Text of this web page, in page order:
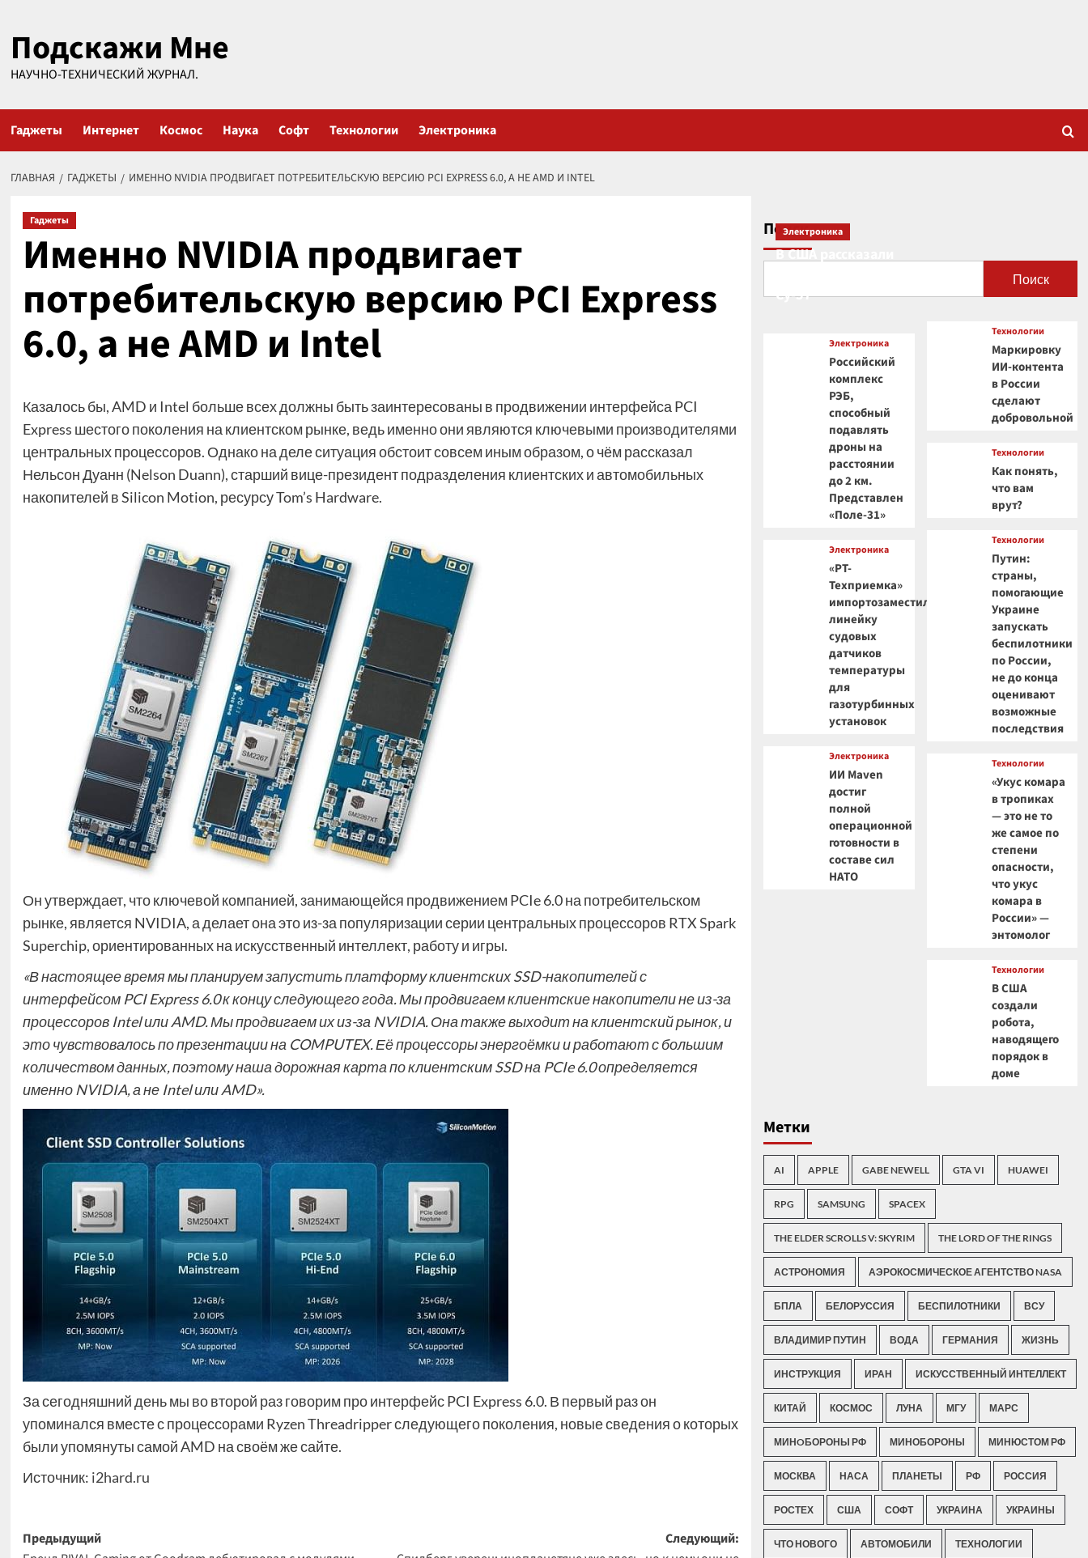
содержимому
Подскажи Мне
НАУЧНО-ТЕХНИЧЕСКИЙ ЖУРНАЛ.
Гаджеты Интернет Космос Наука Софт Технологии Электроника
ГЛАВНАЯ ГАДЖЕТЫ ИМЕННО NVIDIA ПРОДВИГАЕТ ПОТРЕБИТЕЛЬСКУЮ ВЕРСИЮ PCI EXPRESS 6.0, А НЕ AMD И INTEL
Гаджеты
Именно NVIDIA продвигает
потребительскую версию PCI Express
6.0, а не AMD и Intel
Казалось бы, AMD и Intel больше всех должны быть заинтересованы в продвижении интерфейса PCI
Express шестого поколения на клиентском рынке, ведь именно они являются ключевыми производителями
центральных процессоров. Однако на деле ситуация обстоит совсем иным образом, о чём рассказал
Нельсон Дуанн (Nelson Duann), старший вице-президент подразделения клиентских и автомобильных
накопителей в Silicon Motion, ресурсу Tom’s Hardware.
Он утверждает, что ключевой компанией, занимающейся продвижением PCIe 6.0 на потребительском
рынке, является NVIDIA, а делает она это из-за популяризации серии центральных процессоров RTX Spark
Superchip, ориентированных на искусственный интеллект, работу и игры.
«В настоящее время мы планируем запустить платформу клиентских SSD-накопителей с
интерфейсом PCI Express 6.0 к концу следующего года. Мы продвигаем клиентские накопители не из-за
процессоров Intel или AMD. Мы продвигаем их из-за NVIDIA. Она также выходит на клиентский рынок, и
это чувствовалось по презентации на COMPUTEX. Её процессоры энергоёмки и работают с большим
количеством данных, поэтому наша дорожная карта по клиентским SSD на PCIe 6.0 определяется
именно NVIDIA, а не Intel или AMD».
За сегодняшний день мы во второй раз говорим про интерфейс PCI Express 6.0. В первый раз он
упоминался вместе с процессорами Ryzen Threadripper следующего поколения, новые сведения о которых
были упомянуты самой AMD на своём же сайте.
Источник: i2hard.ru
Навигация
Предыдущий
Следующий:
Поиск
Поиск
Электроника
В США рассказали
Су-57
Электроника
Российский
комплекс
РЭБ,
способный
подавлять
дроны на
расстоянии
до 2 км.
Представлен
«Поле-31»
Электроника
«РТ-
Техприемка»
импортозаместила
линейку
судовых
датчиков
температуры
для
газотурбинных
установок
Электроника
ИИ Maven
достиг
полной
операционной
готовности в
составе сил
НАТО
Технологии
Маркировку
ИИ-контента
в России
сделают
добровольной
Технологии
Как понять,
что вам
врут?
Технологии
Путин:
страны,
помогающие
Украине
запускать
беспилотники
по России,
не до конца
оценивают
возможные
последствия
Технологии
«Укус комара
в тропиках
— это не то
же самое по
степени
опасности,
что укус
комара в
России» —
энтомолог
Технологии
В США
создали
робота,
наводящего
порядок в
доме
Метки
AI APPLE GABE NEWELL GTA VI HUAWEI
RPG SAMSUNG SPACEX
THE ELDER SCROLLS V: SKYRIM THE LORD OF THE RINGS
АСТРОНОМИЯ АЭРОКОСМИЧЕСКОЕ АГЕНТСТВО NASA
БПЛА БЕЛОРУССИЯ БЕСПИЛОТНИКИ ВСУ
ВЛАДИМИР ПУТИН ВОДА ГЕРМАНИЯ ЖИЗНЬ
ИНСТРУКЦИЯ ИРАН ИСКУССТВЕННЫЙ ИНТЕЛЛЕКТ
КИТАЙ КОСМОС ЛУНА МГУ МАРС
МИНOБОРОНЫ РФ МИНОБОРОНЫ МИНЮСТОМ РФ
МОСКВА НАСА ПЛАНЕТЫ РФ РОССИЯ
РОСТЕХ США СОФТ УКРАИНА УКРАИНЫ
ЧТО НОВОГО АВТОМОБИЛИ ТЕХНОЛОГИИ